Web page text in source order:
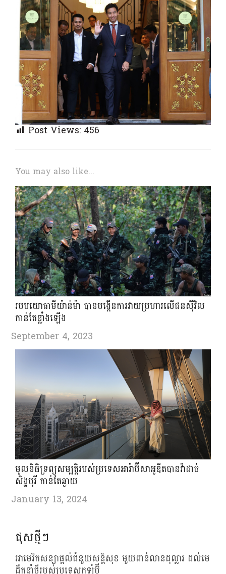
Post Views:456
You may also like...
របបយោធាមីយ៉ាន់ម៉ា បានបង្កើនការវាយប្រហារលើជនស៊ីវិល
កាន់តែខ្លាំងឡើង
September 4, 2023
មូលនិធិទ្រព្យសម្បត្តិរបស់ប្រទេសអារ៉ាប៊ីសាអូឌីតបានវ៉ាដាច់
សិង្ហបុរី កាន់តែឆ្ងាយ
January 13, 2024
ផុសថ្មីៗ
អាមេរិកសន្យាផ្តល់ជំនួយសន្តិសុខ មួយពាន់លានដុល្លារ ដល់មេ